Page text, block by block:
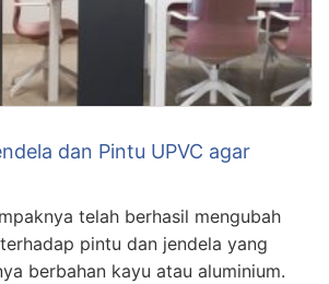
dan Pintu UPVC agar
telah berhasil mengubah
pintu dan jendela yang
berbahan kayu atau aluminium.